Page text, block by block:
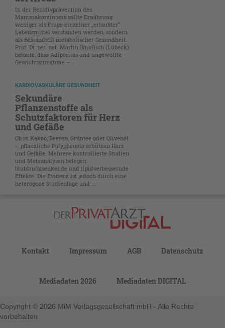
In der Rezidivprävention des
Mammakarzinoms sollte Ernährung
weniger als Frage einzelner „erlaubter“
Lebensmittel verstanden werden, sondern
als Bestandteil metabolischer Gesundheit.
Prof. Dr. rer. nat. Martin Smollich (Lübeck)
betonte, dass Adipositas und ungewollte
Gewichtszunahme –...
KARDIOVASKULÄRE GESUNDHEIT
Sekundäre
Pflanzenstoffe als
Schutzfaktoren für Herz
und Gefäße
Ob in Kakao, Beeren, Grüntee oder Olivenöl
– pflanzliche Polyphenole schützen Herz
und Gefäße. Mehrere kontrollierte Studien
und Metaanalysen belegen
blutdrucksenkende und lipidverbessernde
Effekte. Die Evidenz ist jedoch durch eine
heterogene Studienlage und ...
Kontakt Impressum AGB Datenschutz
Mediadaten 2026 Mediadaten DIGITAL
Copyright © 2026 MiM Verlagsgesellschaft mbH - Alle Rechte
vorbehalten